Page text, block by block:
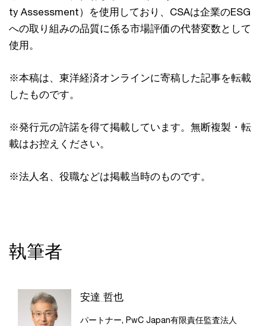
ty Assessment）を使⽤しており、CSAは企業のESG
への取り組みの品質に係る市場評価の代替変数として
使⽤。
※本稿は、東洋経済オンラインに寄稿した記事を転載
したものです。
※発行元の許諾を得て掲載しています。無断複製・転
載はお控えください。
※法人名、役職などは掲載当時のものです。
執筆者
安達 哲也
パートナー, PwC Japan有限責任監査法人